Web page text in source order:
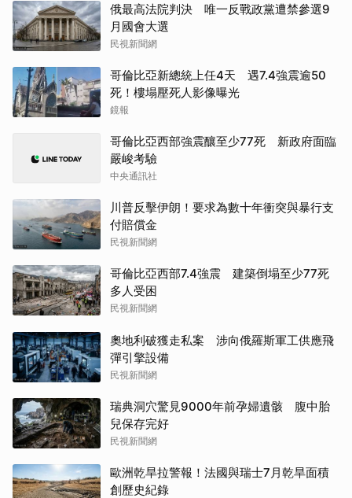
俄最高法院判決 唯一反戰政黨遭禁參選9
月國會大選
民視新聞網
哥倫比亞新總統上任4天 遇7.4強震逾50
死！樓塌壓死人影像曝光
鏡報
哥倫比亞西部強震釀至少77死 新政府面臨
嚴峻考驗
中央通訊社
川普反擊伊朗！要求為數十年衝突與暴行支
付賠償金
民視新聞網
哥倫比亞西部7.4強震 建築倒塌至少77死
多人受困
民視新聞網
奧地利破獲走私案 涉向俄羅斯軍工供應飛
彈引擎設備
民視新聞網
瑞典洞穴驚見9000年前孕婦遺骸 腹中胎
兒保存完好
民視新聞網
歐洲乾旱拉警報！法國與瑞士7月乾旱面積
創歷史紀錄